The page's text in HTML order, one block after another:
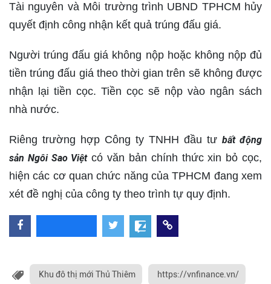
Tài nguyên và Môi trường trình UBND TPHCM hủy
quyết định công nhận kết quả trúng đấu giá.
Người trúng đấu giá không nộp hoặc không nộp đủ
tiền trúng đấu giá theo thời gian trên sẽ không được
nhận lại tiền cọc. Tiền cọc sẽ nộp vào ngân sách
nhà nước.
Riêng trường hợp Công ty TNHH đầu tư bất động
sản Ngôi Sao Việtcó văn bản chính thức xin bỏ cọc,
hiện các cơ quan chức năng của TPHCM đang xem
xét đề nghị của công ty theo trình tự quy định.
Khu đô thị mới Thủ Thiêm https://vnfinance.vn/